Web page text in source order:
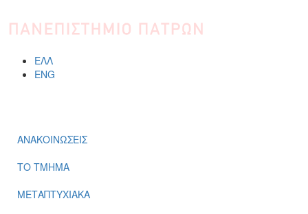
ΕΛΛ
ENG
ΑΝΑΚΟΙΝΩΣΕΙΣ
ΤΟ ΤΜΗΜΑ
ΜΕΤΑΠΤΥΧΙΑΚΑ